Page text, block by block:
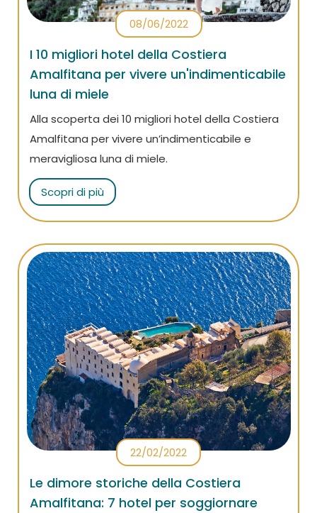
08/06/2022
I 10 migliori hotel della Costiera
Amalfitana per vivere un'indimenticabile
luna di miele
Alla scoperta dei 10 migliori hotel della Costiera
Amalfitana per vivere un’indimenticabile e
meravigliosa luna di miele.
Scopri di più
22/02/2022
Le dimore storiche della Costiera
Amalfitana: 7 hotel per soggiornare